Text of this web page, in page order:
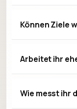
Können Ziele
Arbeitet ihr
Wie messt ihr